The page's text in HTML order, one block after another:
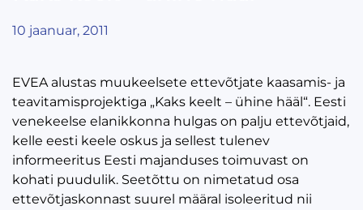
10 jaanuar, 2011
EVEA alustas muukeelsete ettevõtjate kaasamis- ja
teavitamisprojektiga „Kaks keelt – ühine hääl“. Eesti
venekeelse elanikkonna hulgas on palju ettevõtjaid,
kelle eesti keele oskus ja sellest tulenev
informeeritus Eesti majanduses toimuvast on
kohati puudulik. Seetõttu on nimetatud osa
ettevõtjaskonnast suurel määral isoleeritud nii